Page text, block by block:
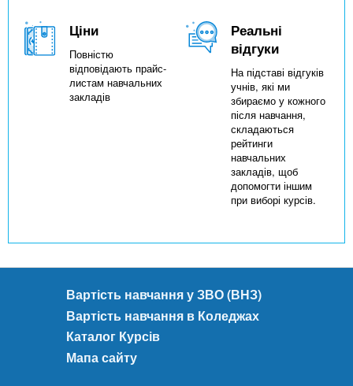
Ціни
Повністю
відповідають прайс-
листам навчальних
закладів
Реальні
відгуки
На підставі відгуків
учнів, які ми
збираємо у кожного
після навчання,
складаються
рейтинги
навчальних
закладів, щоб
допомогти іншим
при виборі курсів.
Вартість навчання у ЗВО (ВНЗ)
Вартість навчання в Коледжах
Каталог Курсів
Мапа сайту